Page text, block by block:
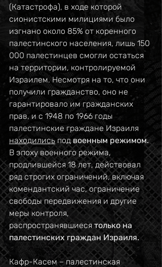
(Катастрофа), в ходе которой
сионистскими милициями было
изгнано около 85% от коренного
палестинского населения, лишь 150
000 палестинцев смогли остаться
на территории, контролируемой
Израилем. Несмотря на то, что они
получили гражданство, оно не
гарантировало им гражданских
прав, и с 1948 по 1966 годы
палестинские граждане Израиля
находились под военным режимом.
В эпоху военного режима,
продлившейся 18 лет, действовал
ряд строгих ограничений, включая
комендантский час, ограничение
свободы передвижения и другие
меры контроля,
распространявшиеся только на
палестинских граждан Израиля.
Кафр-Касем – палестинская